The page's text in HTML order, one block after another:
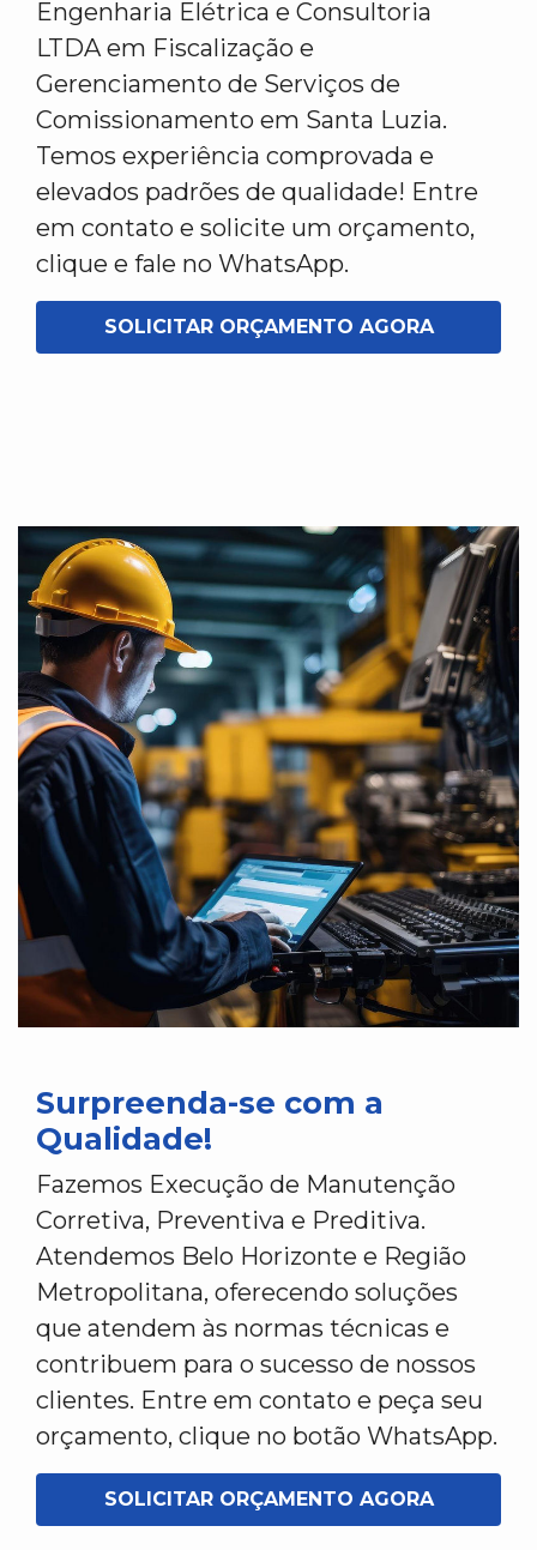
Engenharia Elétrica e Consultoria
LTDA em Fiscalização e
Gerenciamento de Serviços de
Comissionamento em Santa Luzia.
Temos experiência comprovada e
elevados padrões de qualidade! Entre
em contato e solicite um orçamento,
clique e fale no WhatsApp.
SOLICITAR ORÇAMENTO AGORA
Surpreenda-se com a
Qualidade!
Fazemos Execução de Manutenção
Corretiva, Preventiva e Preditiva.
Atendemos Belo Horizonte e Região
Metropolitana, oferecendo soluções
que atendem às normas técnicas e
contribuem para o sucesso de nossos
clientes. Entre em contato e peça seu
orçamento, clique no botão WhatsApp.
SOLICITAR ORÇAMENTO AGORA